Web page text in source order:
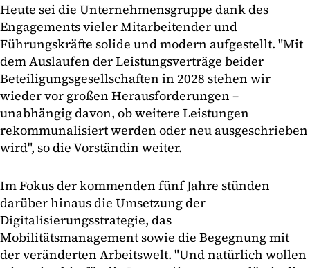
Heute sei die Unternehmensgruppe dank des
Engagements vieler Mitarbeitender und
Führungskräfte solide und modern aufgestellt. "Mit
dem Auslaufen der Leistungsverträge beider
Beteiligungsgesellschaften in 2028 stehen wir
wieder vor großen Herausforderungen –
unabhängig davon, ob weitere Leistungen
rekommunalisiert werden oder neu ausgeschrieben
wird", so die Vorständin weiter.
Im Fokus der kommenden fünf Jahre stünden
darüber hinaus die Umsetzung der
Digitalisierungsstrategie, das
Mobilitätsmanagement sowie die Begegnung mit
der veränderten Arbeitswelt. "Und natürlich wollen